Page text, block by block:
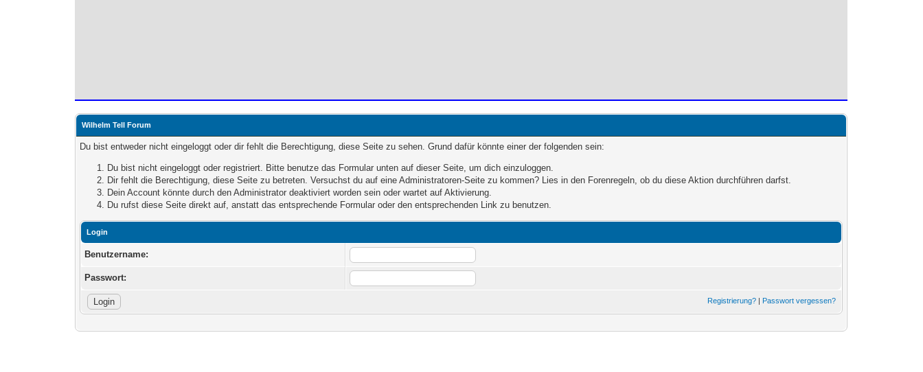
Wilhelm Tell Forum
Du bist entweder nicht eingeloggt oder dir fehlt die Berechtigung, diese Seite zu sehen. Grund dafür könnte einer der folgenden sein:
Du bist nicht eingeloggt oder registriert. Bitte benutze das Formular unten auf dieser Seite, um dich einzuloggen.
Dir fehlt die Berechtigung, diese Seite zu betreten. Versuchst du auf eine Administratoren-Seite zu kommen? Lies in den Forenregeln, ob du diese Aktion durchführen darfst.
Dein Account könnte durch den Administrator deaktiviert worden sein oder wartet auf Aktivierung.
Du rufst diese Seite direkt auf, anstatt das entsprechende Formular oder den entsprechenden Link zu benutzen.
Login
Benutzername:
Passwort:
Registrierung? | Passwort vergessen?